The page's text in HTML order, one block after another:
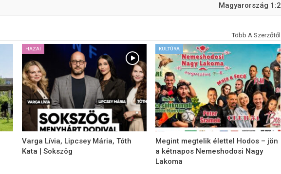
Magyarország 1:2
Több A Szerzőtől
HAZAI
Varga Lívia, Lipcsey Mária, Tóth
Kata | Sokszög
KULTÚRA
Megint megtelik élettel Hodos – jön
a kétnapos Nemeshodosi Nagy
Lakoma